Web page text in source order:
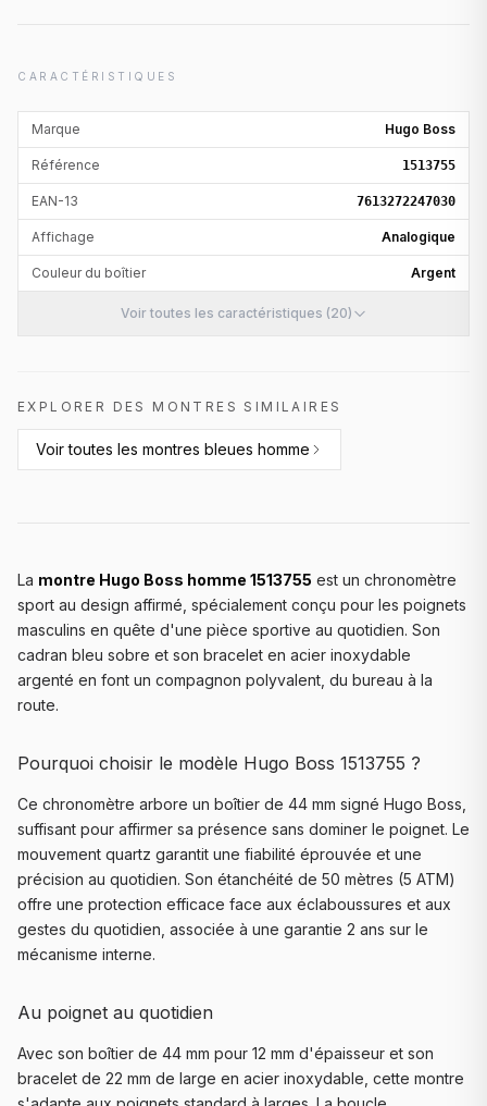
CARACTÉRISTIQUES
Marque Hugo Boss
Référence 1513755
EAN-13 7613272247030
Affichage Analogique
Couleur du boîtier Argent
Voir toutes les caractéristiques (20)
EXPLORER DES MONTRES SIMILAIRES
Voir toutes les montres bleues homme
La montre Hugo Boss homme 1513755 est un chronomètre
sport au design affirmé, spécialement conçu pour les poignets
masculins en quête d'une pièce sportive au quotidien. Son
cadran bleu sobre et son bracelet en acier inoxydable
argenté en font un compagnon polyvalent, du bureau à la
route.
Pourquoi choisir le modèle Hugo Boss 1513755 ?
Ce chronomètre arbore un boîtier de 44 mm signé Hugo Boss,
suffisant pour affirmer sa présence sans dominer le poignet. Le
mouvement quartz garantit une fiabilité éprouvée et une
précision au quotidien. Son étanchéité de 50 mètres (5 ATM)
offre une protection efficace face aux éclaboussures et aux
gestes du quotidien, associée à une garantie 2 ans sur le
mécanisme interne.
Au poignet au quotidien
Avec son boîtier de 44 mm pour 12 mm d'épaisseur et son
bracelet de 22 mm de large en acier inoxydable, cette montre